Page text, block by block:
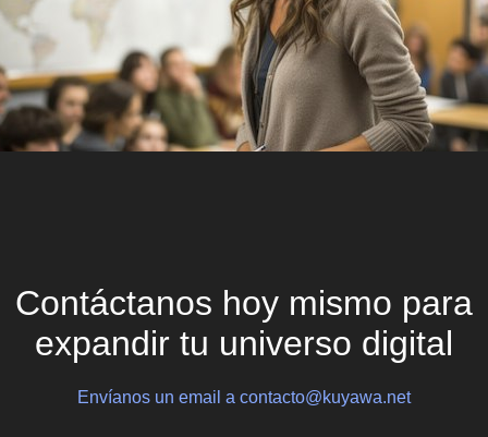
Contáctanos hoy mismo para
expandir tu universo digital
Envíanos un email a contacto@kuyawa.net